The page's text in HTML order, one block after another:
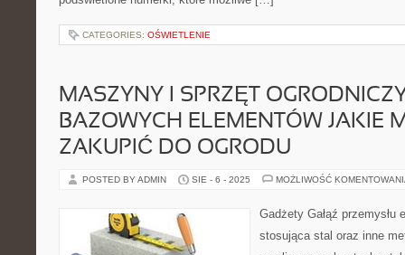
CATEGORIES: OŚWIETLENIE
MASZYNY I SPRZĘT
BAZOWYCH ELEMENTÓW JAKIE
ZAKUPIĆ DO OGRODU
POSTED BY ADMIN SIE - 6 - 2025 MOŻLIWOŚĆ
Gadżety Gałąź przemysłu
stosująca stal oraz inne